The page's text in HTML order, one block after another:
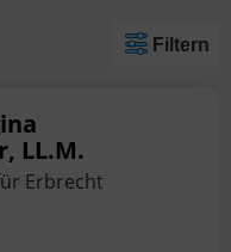
Filtern
LL.M.
Erbrecht